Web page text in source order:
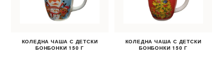
КОЛЕДНА ЧАША С ДЕТСКИ
БОНБОНКИ 150 Г
КОЛЕДНА ЧАША С ДЕТСКИ
БОНБОНКИ 150 Г